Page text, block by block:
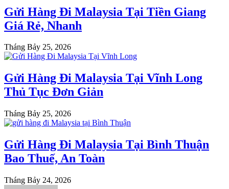
Gửi Hàng Đi Malaysia Tại Tiền Giang
Giá Rẻ, Nhanh
Tháng Bảy 25, 2026
Gửi Hàng Đi Malaysia Tại Vĩnh Long
Thủ Tục Đơn Giản
Tháng Bảy 25, 2026
Gửi Hàng Đi Malaysia Tại Bình Thuận
Bao Thuế, An Toàn
Tháng Bảy 24, 2026